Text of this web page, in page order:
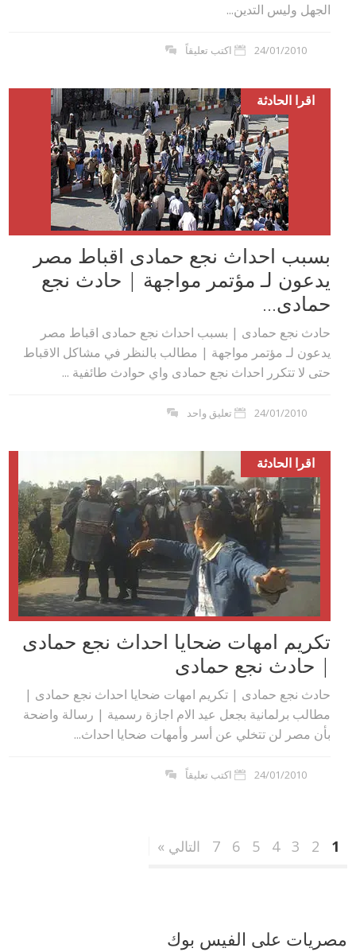
الجهل وليس التدين...
24/01/2010 اكتب تعليقاً
اقرا الحادثة
بسبب احداث نجع حمادى اقباط مصر
يدعون لـ مؤتمر مواجهة | حادث نجع
حمادى...
حادث نجع حمادى | بسبب احداث نجع حمادى اقباط مصر
يدعون لـ مؤتمر مواجهة | مطالب بالنظر في مشاكل الاقباط
حتى لا تتكرر احداث نجع حمادى واي حوادث طائفية ...
24/01/2010 تعليق واحد
اقرا الحادثة
تكريم امهات ضحايا احداث نجع حمادى
| حادث نجع حمادى
حادث نجع حمادى | تكريم امهات ضحايا احداث نجع حمادى |
مطالب برلمانية بجعل عيد الام اجازة رسمية | رسالة واضحة
بأن مصر لن تتخلي عن أسر وأمهات ضحايا احداث...
24/01/2010 اكتب تعليقاً
1
2
3
4
5
6
7 التالي »
مصريات على الفيس بوك